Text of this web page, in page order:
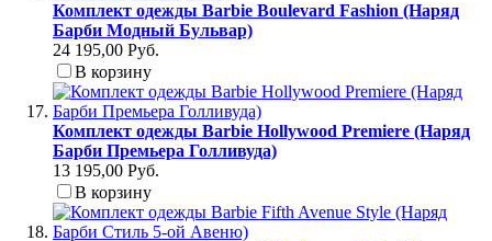
Комплект одежды Barbie Boulevard Fashion (Наряд
Барби Модный Бульвар)
24 195,00 Руб.
В корзину
Комплект одежды Barbie Hollywood Premiere (Наряд
Барби Премьера Голливуда)
13 195,00 Руб.
В корзину